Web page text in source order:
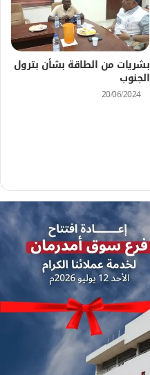
بشريات من الطاقة بشأن بترول
الجنوب
20/06/2024